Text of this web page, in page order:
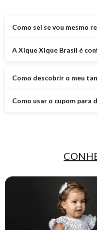
Como sei se vou mesmo
A Xique Xique Brasil é
Como descobrir o meu
Como usar o cupom para